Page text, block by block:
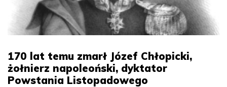
170 lat temu zmarł Józef Chłopicki,
żołnierz napoleoński, dyktator
Powstania Listopadowego